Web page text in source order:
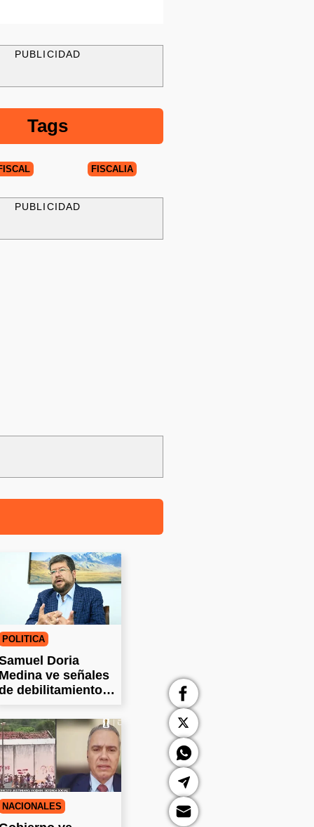
PUBLICIDAD
Tags
FISCALÍA
PUBLICIDAD
POLÍTICA
Doria
Medina ve señales
debilitamiento
NACIONALES